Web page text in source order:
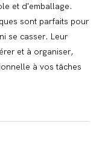
et d'emballage.
sont parfaits pour
se casser. Leur
et à organiser,
à vos tâches